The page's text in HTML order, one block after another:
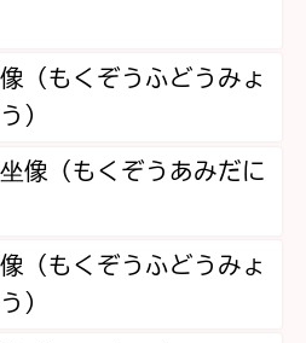
（もくぞうふどうみょ
）
像（もくぞうあみだに
（もくぞうふどうみょ
）